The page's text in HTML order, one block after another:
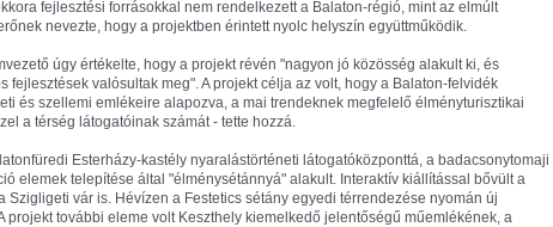
fejlesztési forrásokkal nem rendelkezett a Balaton-régió, mint az elmúlt
nevezte, hogy a projektben érintett nyolc helyszín együttműködik.
úgy értékelte, hogy a projekt révén "nagyon jó közösség alakult ki, és
fejlesztések valósultak meg". A projekt célja az volt, hogy a Balaton-felvidék
és szellemi emlékeire alapozva, a mai trendeknek megfelelő élményturisztikai
a térség látogatóinak számát - tette hozzá.
Esterházy-kastély nyaralástörténeti látogatóközponttá, a badacsonytomaji
elemek telepítése által "élménysétánnyá" alakult. Interaktív kiállítással bővült a
Szigligeti vár is. Hévízen a Festetics sétány egyedi térrendezése nyomán új
projekt további eleme volt Keszthely kiemelkedő jelentőségű műemlékének, a